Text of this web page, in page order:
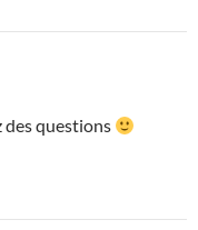
des questions